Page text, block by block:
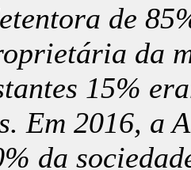
de
da
15%
Em 2016, a
da